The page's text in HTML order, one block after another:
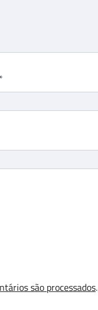
*
são processados.